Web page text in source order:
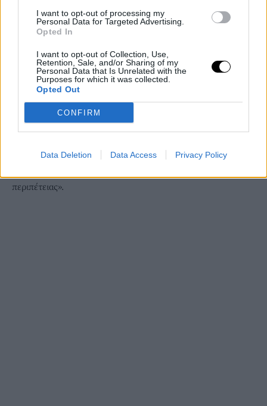
I want to opt-out of processing my
Personal Data for Targeted Advertising.
Opted In
I want to opt-out of Collection, Use,
Retention, Sale, and/or Sharing of my
Personal Data that Is Unrelated with the
Purposes for which it was collected.
Opted Out
CONFIRM
Data Deletion Data Access Privacy Policy
Έμιλι Ραταϊκόφσκι/ Φωτογραφία: Emily Ratajkowski/ TikTok
Στην περίπτωση της Έμιλι Ραταϊκόφσκι, υπάρχει και μια ακόμα
αστρολογική λεπτομέρεια: έχει Σελήνη και Μεσουράνημα στον
Κριό -ένα ζώδιο γνωστό για τον παρορμητισμό και την τρέλα
της στιγμής. Και μαντέψτε: η Αφροδίτη ήταν ανάδρομη στον
Η ίδια μάλιστα αποκάλυψε ότι την ώρα που έκοβε τα μαλλιά
περιπέτειας».